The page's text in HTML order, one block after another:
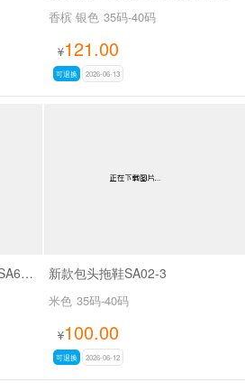
香槟 银色 35码-40码
¥121.00
可退换 2026-06-13
新款复古罗马编织穆勒凉拖SA68-1 新款包头拖鞋SA02-3
米色 35码-40码
¥100.00
可退换 2026-06-12